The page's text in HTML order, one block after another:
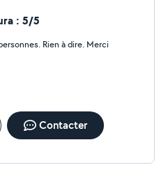
: 5/5
Rien à dire. Merci
Contacter